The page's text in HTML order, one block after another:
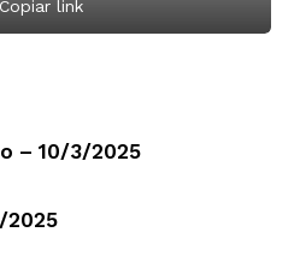
Copiar link
– 10/3/2025
2025